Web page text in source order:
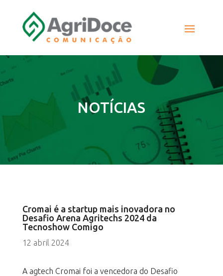
NOTÍCIAS
Cromai é a startup mais inovadora no
Desafio Arena Agritechs 2024 da
Tecnoshow Comigo
12 abril 2024
A agtech Cromai foi a vencedora do Desafio